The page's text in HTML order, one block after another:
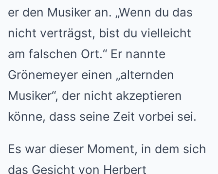
er den Musiker an. „Wenn du das
nicht verträgst, bist du vielleicht
am falschen Ort.“ Er nannte
Grönemeyer einen „alternden
Musiker“, der nicht akzeptieren
könne, dass seine Zeit vorbei sei.
Es war dieser Moment, in dem sich
das Gesicht von Herbert